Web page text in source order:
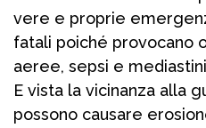
vere e proprie
fatali poiché provocano
aeree, sepsi e
E vista la vicinanza alla
possono causare